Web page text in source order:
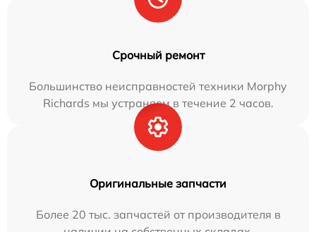
Срочный ремонт
Большинство неисправностей техники Morphy
Richards мы устраняем в течение 2 часов.
Оригинальные запчасти
Более 20 тыс. запчастей от производителя в